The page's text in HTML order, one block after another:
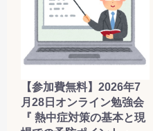
【参加費無料】2026年7
月28日オンライン勉強会
『 熱中症対策の基本と現